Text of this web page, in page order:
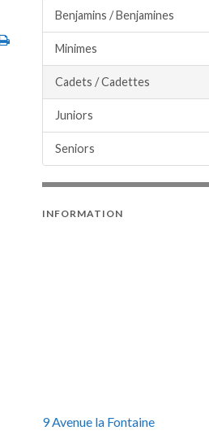
Benjamins / Benjamines
Minimes
Cadets / Cadettes
Juniors
Seniors
INFORMATION
9 Avenue la Fontaine